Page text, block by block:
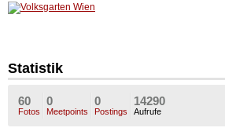
Statistik
60
Fotos
0
Meetpoints
0
Postings
14290
Aufrufe